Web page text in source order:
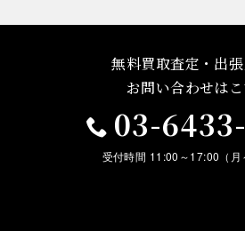
無料買取査定・出
お問い合わせは
03-
受付時間 11:00～17:00（月